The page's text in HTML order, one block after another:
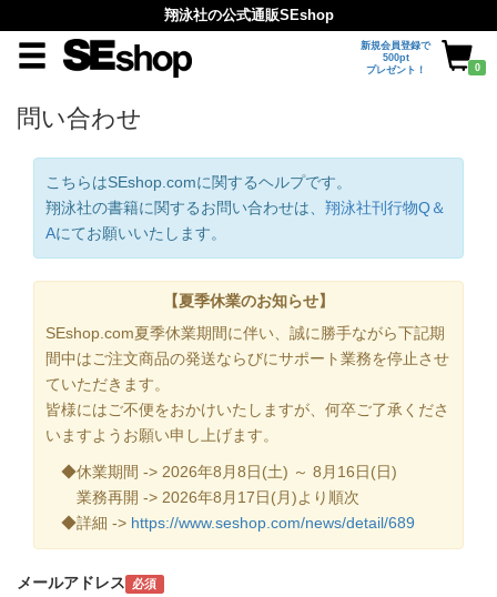
翔泳社の公式通販SEshop
新規会員登録で
500pt
プレゼント！
0
問い合わせ
こちらはSEshop.comに関するヘルプです。
翔泳社の書籍に関するお問い合わせは、 翔泳社刊行物Q＆
Aにてお願いいたします。
【夏季休業のお知らせ】
SEshop.com夏季休業期間に伴い、誠に勝手ながら下記期
間中はご注文商品の発送ならびにサポート業務を停止させ
ていただきます。
皆様にはご不便をおかけいたしますが、何卒ご了承くださ
いますようお願い申し上げます。
◆休業期間 -> 2026年8月8日(土) ～ 8月16日(日)
業務再開 -> 2026年8月17日(月)より順次
◆詳細 -> https://www.seshop.com/news/detail/689
メールアドレス 必須